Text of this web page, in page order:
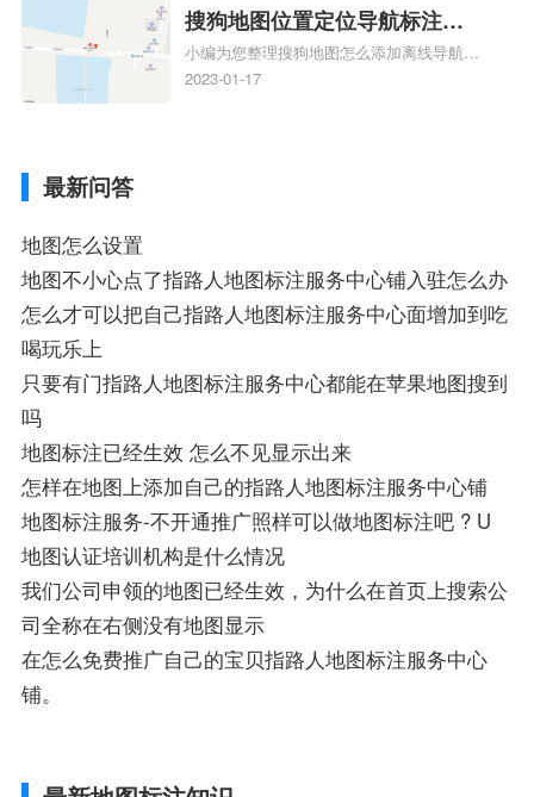
添加企业、地图如何添加企业相关地图标注
知识，详情可查看下方正文！
搜狗地图位置定位导航标注？
搜狗地图位置定位,导航,标注？
小编为您整理搜狗地图怎么添加离线导航搜
狗地图离线导航怎么用、搜狗地图导航卫星
2023-01-17
最新问答
地图怎么设置
地图不小心点了指路人地图标注服务中心铺入驻怎么办
怎么才可以把自己指路人地图标注服务中心面增加到吃
喝玩乐上
只要有门指路人地图标注服务中心都能在苹果地图搜到
吗
地图标注已经生效 怎么不见显示出来
怎样在地图上添加自己的指路人地图标注服务中心铺
地图标注服务-不开通推广照样可以做地图标注吧 ? U
地图认证培训机构是什么情况
我们公司申领的地图已经生效，为什么在首页上搜索公
司全称在右侧没有地图显示
在怎么免费推广自己的宝贝指路人地图标注服务中心
铺。